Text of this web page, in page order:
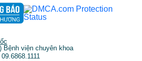
Bệnh viện chuyên khoa